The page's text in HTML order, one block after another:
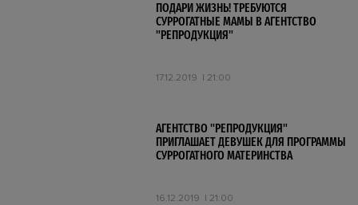
ПОДАРИ ЖИЗНЬ! ТРЕБУЮТСЯ
СУРРОГАТНЫЕ МАМЫ В АГЕНТСТВО
"РЕПРОДУКЦИЯ"
17.12.2019 21:00
АГЕНТСТВО "РЕПРОДУКЦИЯ"
ПРИГЛАШАЕТ ДЕВУШЕК ДЛЯ ПРОГРАММЫ
СУРРОГАТНОГО МАТЕРИНСТВА
16.12.2019 21:00